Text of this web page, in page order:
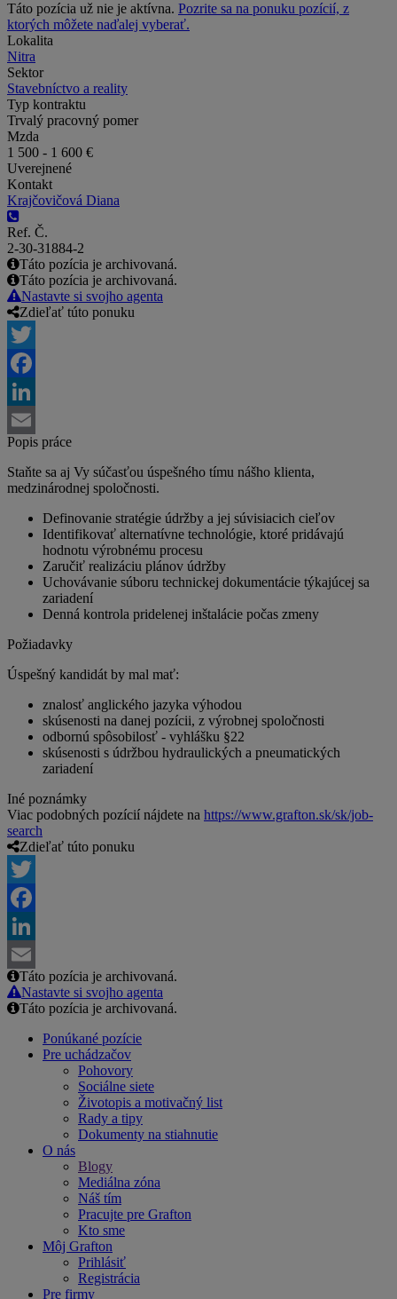
Táto pozícia už nie je aktívna. Pozrite sa na ponuku pozícií, z
ktorých môžete naďalej vyberať.
Lokalita
Nitra
Sektor
Stavebníctvo a reality
Typ kontraktu
Trvalý pracovný pomer
Mzda
1 500 - 1 600 €
Uverejnené
Kontakt
Krajčovičová Diana
Ref. Č.
2-30-31884-2
Táto pozícia je archivovaná.
Táto pozícia je archivovaná.
Nastavte si svojho agenta
Zdieľať túto ponuku
Twitter
Facebook
LinkedIn
Email
Popis práce
Staňte sa aj Vy súčasťou úspešného tímu nášho klienta,
medzinárodnej spoločnosti.
Definovanie stratégie údržby a jej súvisiacich cieľov
Identifikovať alternatívne technológie, ktoré pridávajú
hodnotu výrobnému procesu
Zaručiť realizáciu plánov údržby
Uchovávanie súboru technickej dokumentácie týkajúcej sa
zariadení
Denná kontrola pridelenej inštalácie počas zmeny
Požiadavky
Úspešný kandidát by mal mať:
znalosť anglického jazyka výhodou
skúsenosti na danej pozícii, z výrobnej spoločnosti
odbornú spôsobilosť - vyhlášku §22
skúsenosti s údržbou hydraulických a pneumatických
zariadení
Iné poznámky
Viac podobných pozícií nájdete na https://www.grafton.sk/sk/job-
search
Zdieľať túto ponuku
Twitter
Facebook
LinkedIn
Email
Táto pozícia je archivovaná.
Nastavte si svojho agenta
Táto pozícia je archivovaná.
Ponúkané pozície
Pre uchádzačov
Pohovory
Sociálne siete
Životopis a motivačný list
Rady a tipy
Dokumenty na stiahnutie
O nás
Blogy
Mediálna zóna
Náš tím
Pracujte pre Grafton
Kto sme
Môj Grafton
Prihlásiť
Registrácia
Pre firmy